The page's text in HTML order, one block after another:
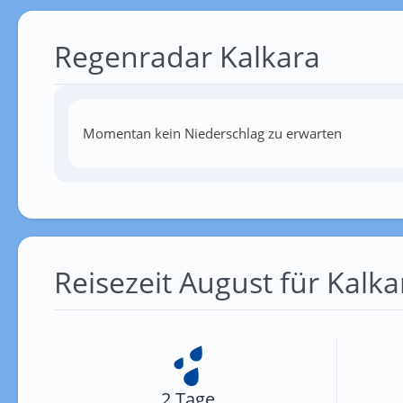
Regenradar Kalkara
Momentan kein Niederschlag zu erwarten
Reisezeit August für